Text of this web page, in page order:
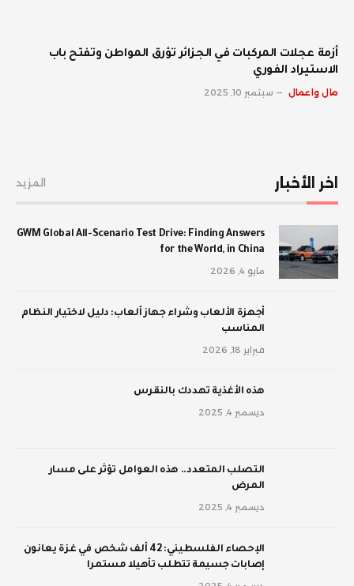
أزمة عجلات المركبات في الجزائر تؤرق المواطن وتفتح باب
الاستيراد الفوري
مال واعمال سبتمبر 10, 2025
اخر الأخبار المزيد
GWM Global All-Scenario Test Drive: Finding Answers
for the World, in China
مايو 4, 2026
أجهزة الألعاب وشراء جهاز ألعاب: دليل لاختيار النظام
المناسب
فبراير 18, 2026
‫هذه الأغذية تهددك بالنقرس
ديسمبر 4, 2025
‫التصلب المتعدد.. هذه العوامل تؤثر على مسار
المرض
ديسمبر 4, 2025
الإحصاء الفلسطيني: 42 ألف شخص في غزة يعانون
إصابات جسيمة تتطلب تأهيلا مستمرا